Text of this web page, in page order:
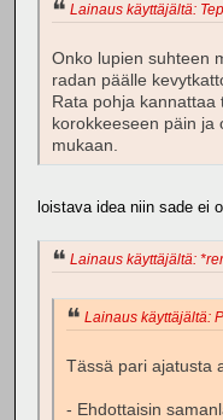
Lainaus käyttäjältä:
Onko lupien suhteen
radan päälle
Rata pohja
korokkeeseen päin ja
mukaan.
loistava idea niin sade ei
Lainaus käyttäjältä:
Lainaus käyttäjältä:
Tässä pari ajatusta
- Ehdottaisin